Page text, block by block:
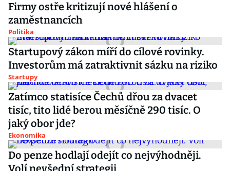
Firmy ostře kritizují nové hlášení o
zaměstnancích
Politika
Startupový zákon míří do cílové rovinky.
Investorům má zatraktivnit sázku na riziko
Startupy
Zatímco statisíce Čechů dřou za dvacet
tisíc, tito lidé berou měsíčně 290 tisíc. O
jaký obor jde?
Ekonomika
Do penze hodlají odejít co nejvýhodněji.
Volí nevšední strategii